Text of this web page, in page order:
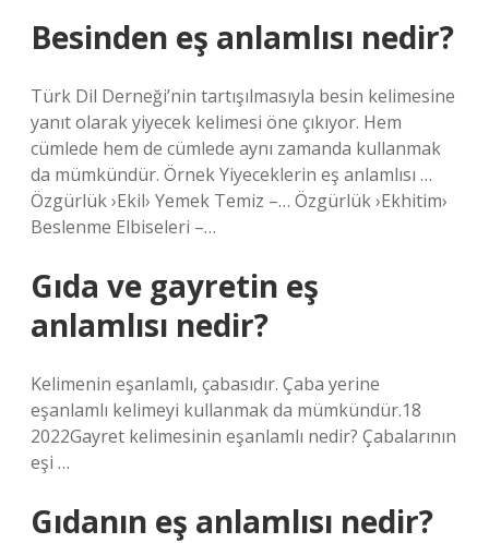
Besinden eş anlamlısı nedir?
Türk Dil Derneği’nin tartışılmasıyla besin kelimesine
yanıt olarak yiyecek kelimesi öne çıkıyor. Hem
cümlede hem de cümlede aynı zamanda kullanmak
da mümkündür. Örnek Yiyeceklerin eş anlamlısı …
Özgürlük ›Ekil› Yemek Temiz –… Özgürlük ›Ekhitim›
Beslenme Elbiseleri –…
Gıda ve gayretin eş
anlamlısı nedir?
Kelimenin eşanlamlı, çabasıdır. Çaba yerine
eşanlamlı kelimeyi kullanmak da mümkündür.18
2022Gayret kelimesinin eşanlamlı nedir? Çabalarının
eşi …
Gıdanın eş anlamlısı nedir?